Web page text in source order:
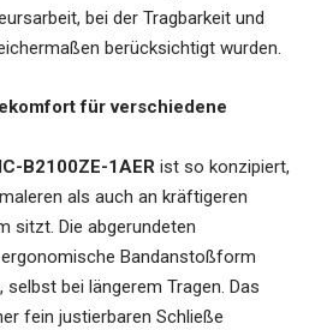
bei der Tragbarkeit und
berücksichtigt wurden.
für verschiedene
B2100ZE-1AER ist so konzipiert,
als auch an kräftigeren
sitzt. Die abgerundeten
Bandanstoßform
bei längerem Tragen. Das
fein justierbaren Schließe